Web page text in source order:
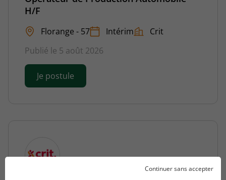
H/F
Florange - 57 Intérim
Crit
Publié le 5 août 2026
Je postule
Continuer sans accepter